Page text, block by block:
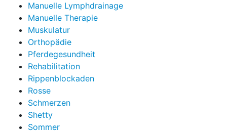
Manuelle Lymphdrainage
Manuelle Therapie
Muskulatur
Orthopädie
Pferdegesundheit
Rehabilitation
Rippenblockaden
Rosse
Schmerzen
Shetty
Sommer